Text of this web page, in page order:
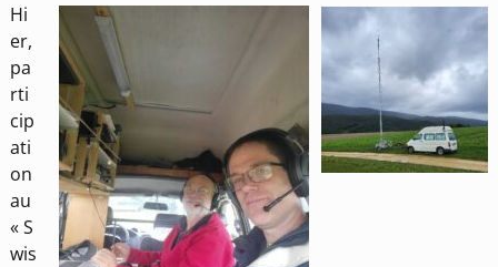
Hi
er,
pa
rti
cip
ati
on
au
« S
wis